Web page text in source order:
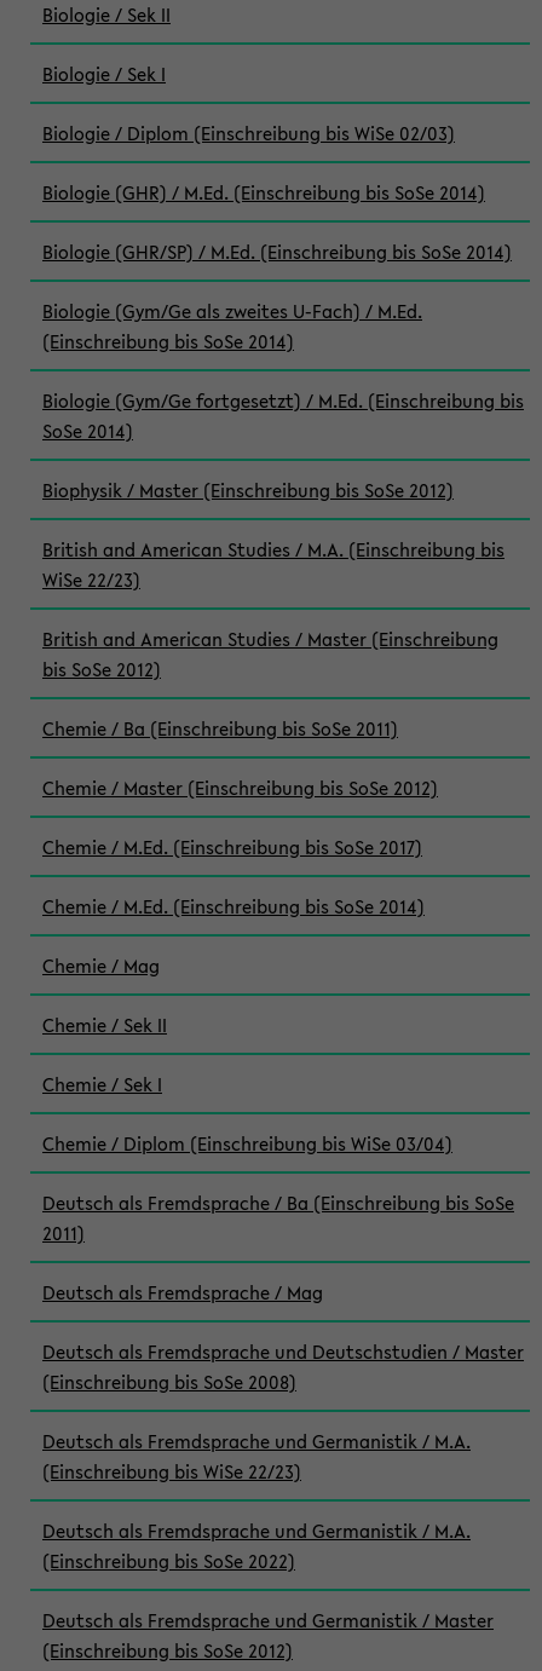
Biologie / Sek II
Biologie / Sek I
Biologie / Diplom (Einschreibung bis WiSe 02/03)
Biologie (GHR) / M.Ed. (Einschreibung bis SoSe 2014)
Biologie (GHR/SP) / M.Ed. (Einschreibung bis SoSe 2014)
Biologie (Gym/Ge als zweites U-Fach) / M.Ed.
(Einschreibung bis SoSe 2014)
Biologie (Gym/Ge fortgesetzt) / M.Ed. (Einschreibung bis
SoSe 2014)
Biophysik / Master (Einschreibung bis SoSe 2012)
British and American Studies / M.A. (Einschreibung bis
WiSe 22/23)
British and American Studies / Master (Einschreibung
bis SoSe 2012)
Chemie / Ba (Einschreibung bis SoSe 2011)
Chemie / Master (Einschreibung bis SoSe 2012)
Chemie / M.Ed. (Einschreibung bis SoSe 2017)
Chemie / M.Ed. (Einschreibung bis SoSe 2014)
Chemie / Mag
Chemie / Sek II
Chemie / Sek I
Chemie / Diplom (Einschreibung bis WiSe 03/04)
Deutsch als Fremdsprache / Ba (Einschreibung bis SoSe
2011)
Deutsch als Fremdsprache / Mag
Deutsch als Fremdsprache und Deutschstudien / Master
(Einschreibung bis SoSe 2008)
Deutsch als Fremdsprache und Germanistik / M.A.
(Einschreibung bis WiSe 22/23)
Deutsch als Fremdsprache und Germanistik / M.A.
(Einschreibung bis SoSe 2022)
Deutsch als Fremdsprache und Germanistik / Master
(Einschreibung bis SoSe 2012)